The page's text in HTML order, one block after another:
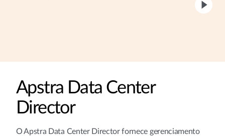
Apstra Data Center
Director
O Apstra Data Center Director fornece gerenciamento